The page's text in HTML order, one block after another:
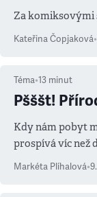
Za komiksovými
Kateřina Čopjaková•
Téma•13 minut
Pšššt!
Kdy nám pobyt
prospívá víc než
Markéta Plíhalová•